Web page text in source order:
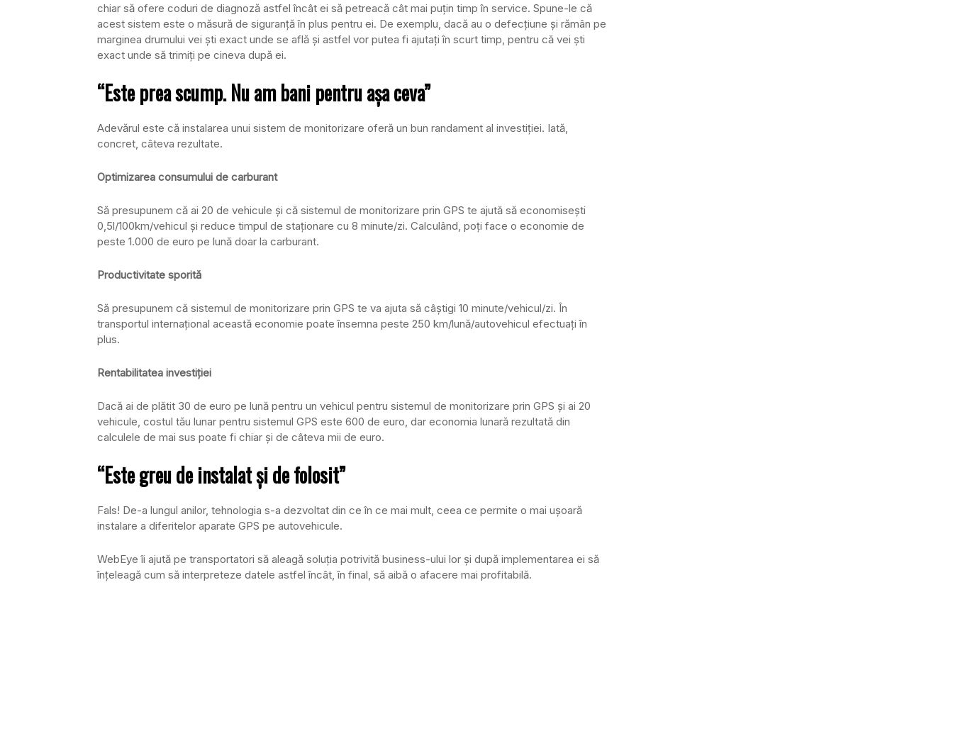
chiar să ofere coduri de diagnoză astfel încât ei să petreacă cât mai puţin timp în service. Spune-le că
acest sistem este o măsură de siguranţă în plus pentru ei. De exemplu, dacă au o defecţiune şi rămân pe
marginea drumului vei şti exact unde se află şi astfel vor putea fi ajutaţi în scurt timp, pentru că vei şti
exact unde să trimiţi pe cineva după ei.
“Este prea scump. Nu am bani pentru aşa ceva”
Adevărul este că instalarea unui sistem de monitorizare oferă un bun randament al investiţiei. Iată,
concret, câteva rezultate.
Optimizarea consumului de carburant
Să presupunem că ai 20 de vehicule şi că sistemul de monitorizare prin GPS te ajută să economiseşti
0,5l/100km/vehicul şi reduce timpul de staţionare cu 8 minute/zi. Calculând, poţi face o economie de
peste 1.000 de euro pe lună doar la carburant.
Productivitate sporită
Să presupunem că sistemul de monitorizare prin GPS te va ajuta să câştigi 10 minute/vehicul/zi. În
transportul internaţional această economie poate însemna peste 250 km/lună/autovehicul efectuaţi în
plus.
Rentabilitatea investiţiei
Dacă ai de plătit 30 de euro pe lună pentru un vehicul pentru sistemul de monitorizare prin GPS şi ai 20
vehicule, costul tău lunar pentru sistemul GPS este 600 de euro, dar economia lunară rezultată din
calculele de mai sus poate fi chiar şi de câteva mii de euro.
“Este greu de instalat şi de folosit”
Fals! De-a lungul anilor, tehnologia s-a dezvoltat din ce în ce mai mult, ceea ce permite o mai uşoară
instalare a diferitelor aparate GPS pe autovehicule.
WebEye îi ajută pe transportatori să aleagă soluţia potrivită business-ului lor şi după implementarea ei să
înţeleagă cum să interpreteze datele astfel încât, în final, să aibă o afacere mai profitabilă.